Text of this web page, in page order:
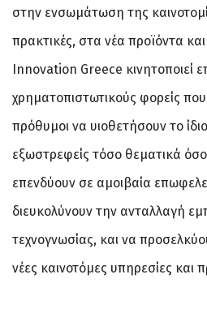
στην ενσωμάτωση της
πρακτικές, στα νέα προϊόντα
Innovation Greece κινητοποιεί
χρηματοπιστωτικούς φορείς που
πρόθυμοι να υιοθετήσουν το
εξωστρεφείς τόσο θεματικά
επενδύουν σε αμοιβαία
διευκολύνουν την ανταλλαγή
τεχνογνωσίας, και να
νέες καινοτόμες υπηρεσίες και